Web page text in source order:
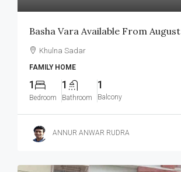
Basha Vara Available From
Khulna Sadar
FAMILY HOME
1
Bedroom
1
Bathroom
1
Balcony
ANNUR ANWAR RUDRA